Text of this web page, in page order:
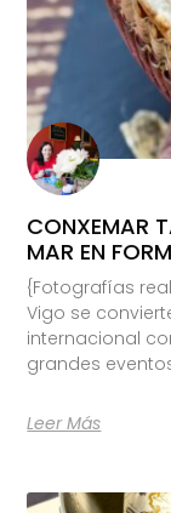
CONXEMAR
MAR EN
{Fotografías
Vigo se
internacional
grandes
Leer Más